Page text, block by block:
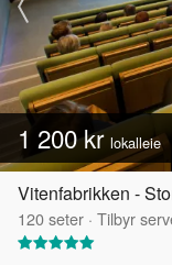
1 200 kr lokalleie
Vitenfabrikken -
120seter · Tilbyr